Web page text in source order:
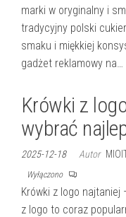
marki w oryginalny i
tradycyjny polski
smaku i miękkiej
gadżet reklamowy na…
Krówki z
wybrać
2025-12-18 Autor
Wyłączono
Krówki z logo najtaniej
z logo to coraz